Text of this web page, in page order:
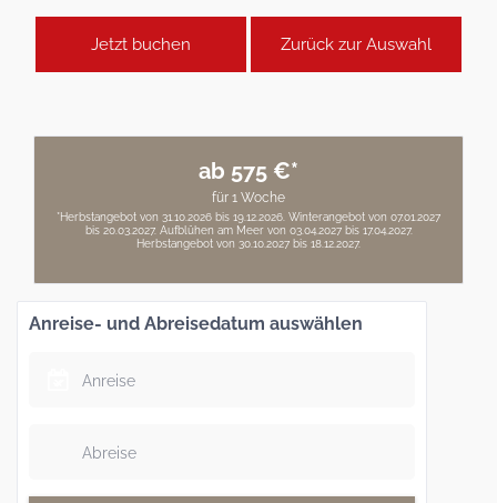
Jetzt buchen Zurück zur Auswahl
ab 575 €*
für 1 Woche
*Herbstangebot von 31.10.2026 bis 19.12.2026. Winterangebot von 07.01.2027
bis 20.03.2027. Aufblühen am Meer von 03.04.2027 bis 17.04.2027.
Herbstangebot von 30.10.2027 bis 18.12.2027.
Anreise- und Abreisedatum auswählen